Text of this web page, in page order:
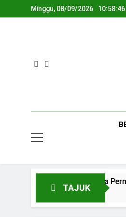
to
Minggu, 08/09/2026 10:58:46
TAJUK
Membaca Ulang Makna